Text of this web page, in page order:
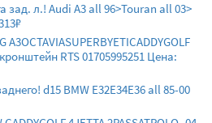
зад. л.! Audi A3 all 96>Touran all 03>
RTS 01705995251 Цена:
d15 BMW E32E34E36 all 85-00